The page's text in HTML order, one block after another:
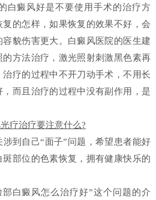
癜风好是不要使用手术的治疗方
的怎样，如果恢复的效果不好，会
貌伤害更大。白癜风医院的医生建
方法治疗，激光照射刺激黑色素再
疗的过程中不开刀动手术，不用长
而且治疗的过程中没有副作用，是
疗治疗要注意什么?
到自己“面子”问题，希望患者能好
部位的色素恢复，拥有健康快乐的
癜风怎么治疗好”这个问题的介